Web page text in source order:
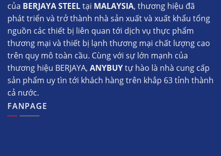
của BERJAYA STEELtại MALAYSIA, thương hiệu đã
phát triển và trở thành nhà sản xuất và xuất khẩu tổng
nguồn các thiết bị liên quan tới dịch vụ thực phẩm
thương mại và thiết bị lạnh thương mại chất lượng cao
trên quy mô toàn cầu. Cùng với sự lớn mạnh của
thương hiệu BERJAYA, ANYBUYtự hào là nhà cung cấp
sản phẩm uy tìn tới khách hàng trên khắp 63 tỉnh thành
cả nước.
FANPAGE